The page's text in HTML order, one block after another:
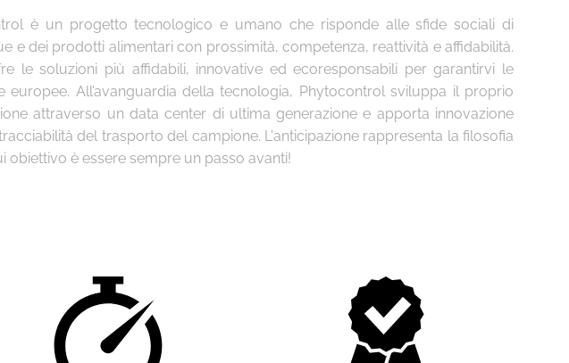
è un progetto tecnologico e umano che risponde alle sfide sociali di
e dei prodotti alimentari con prossimità, competenza, reattività e affidabilità.
le soluzioni più affidabili, innovative ed ecoresponsabili per garantirvi le
europee. All’avanguardia della tecnologia, Phytocontrol sviluppa il proprio
attraverso un data center di ultima generazione e apporta innovazione
del trasporto del campione. L'anticipazione rappresenta la filosofia
obiettivo è essere sempre un passo avanti!